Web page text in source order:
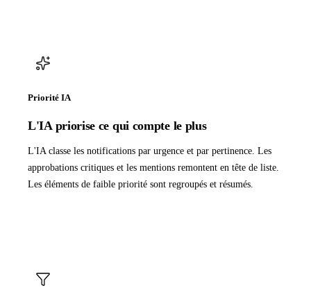
Priorité IA
L'IA priorise ce qui compte le plus
L'IA classe les notifications par urgence et par pertinence. Les
approbations critiques et les mentions remontent en tête de liste.
Les éléments de faible priorité sont regroupés et résumés.